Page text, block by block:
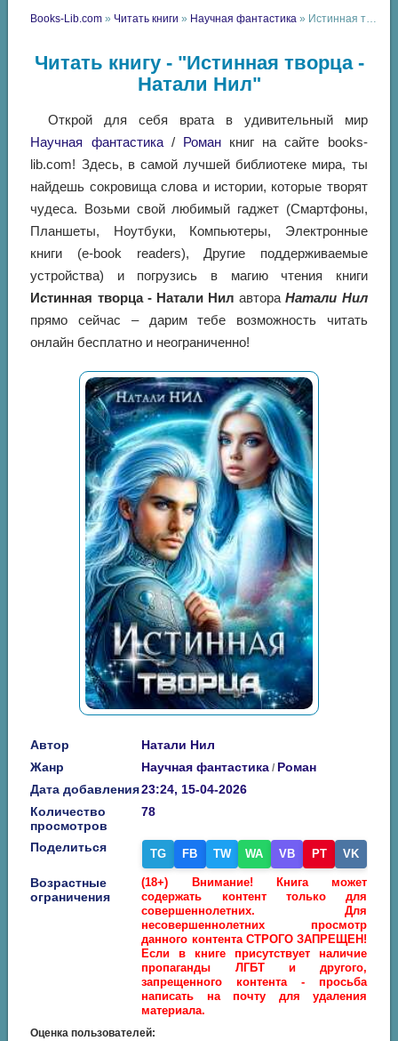
Books-Lib.com » Читать книги » Научная фантастика » Истинная творца - Натали Нил
Читать книгу - "Истинная творца -
Натали Нил"
Открой для себя врата в удивительный мир
Научная фантастика/ Романкниг на сайте books-
lib.com! Здесь, в самой лучшей библиотеке мира, ты
найдешь сокровища слова и истории, которые творят
чудеса. Возьми свой любимый гаджет (Смартфоны,
Планшеты, Ноутбуки, Компьютеры, Электронные
книги (e-book readers), Другие поддерживаемые
устройства) и погрузись в магию чтения книги
Истинная творца - Натали Нил автораНатали Нил
прямо сейчас – дарим тебе возможность читать
онлайн бесплатно и неограниченно!
Автор
Натали Нил
Жанр
Научная фантастика / Роман
Дата добавления23:24, 15-04-2026
Количество
просмотров
78
Поделиться TG FB TW WA VB PT VK
Возрастные
ограничения
(18+) Внимание! Книга может
содержать контент только для
совершеннолетних. Для
несовершеннолетних просмотр
данного контента СТРОГО ЗАПРЕЩЕН!
Если в книге присутствует наличие
пропаганды ЛГБТ и другого,
запрещенного контента - просьба
написать на почту для удаления
материала.
Оценка пользователей: